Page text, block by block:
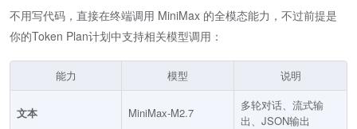
不用写代码，直接在终端调用 MiniMax 的全模态能力，不过前提是
你的Token Plan计划中支持相关模型调用：
能力 模型 说明
文本 MiniMax-M2.7
多轮对话、流式输
出、JSON输出